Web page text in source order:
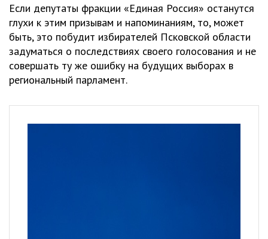
Если депутаты фракции «Единая Россия» останутся
глухи к этим призывам и напоминаниям, то, может
быть, это побудит избирателей Псковской области
задуматься о последствиях своего голосования и не
совершать ту же ошибку на будущих выборах в
региональный парламент.